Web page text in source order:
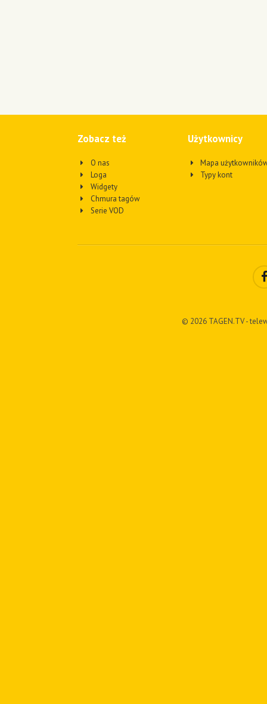
Zobacz też
O nas
Loga
Widgety
Chmura tagów
Serie VOD
Użytkownicy
Mapa
Typy kont
© 2026 TAGEN.TV -